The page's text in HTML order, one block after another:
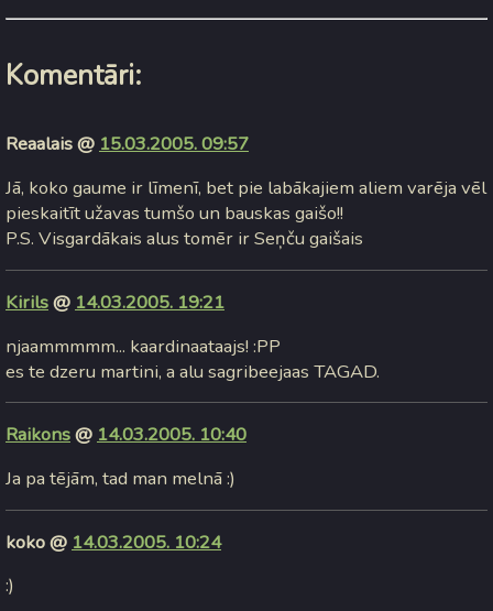
Komentāri:
Reaalais @ 15.03.2005. 09:57
Jā, koko gaume ir līmenī, bet pie labākajiem aliem varēja vēl
pieskaitīt užavas tumšo un bauskas gaišo!!
P.S. Visgardākais alus tomēr ir Seņču gaišais
Kirils@ 14.03.2005. 19:21
njaammmmm... kaardinaataajs! :PP
es te dzeru martini, a alu sagribeejaas TAGAD.
Raikons@ 14.03.2005. 10:40
Ja pa tējām, tad man melnā :)
koko @ 14.03.2005. 10:24
:)